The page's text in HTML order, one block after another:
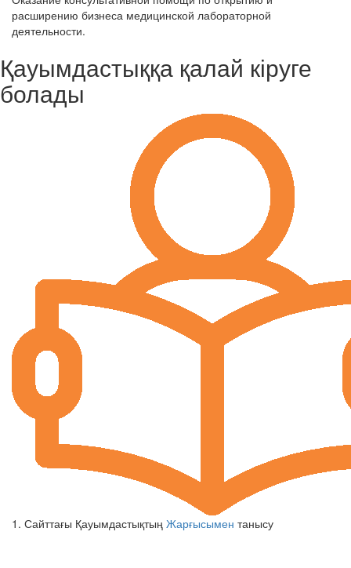
расширению бизнеса медицинской лабораторной
деятельности.
Қауымдастыққа қалай кіруге
болады
1. Сайттағы Қауымдастықтың Жарғысымен танысу